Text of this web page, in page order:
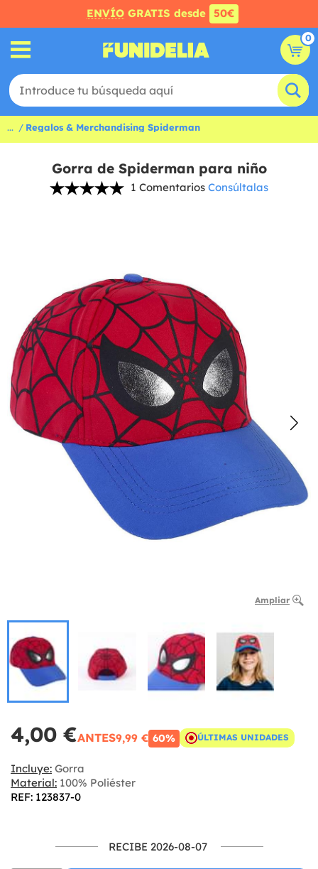
ENVÍO GRATIS desde 50€
0
... Regalos & Merchandising Spiderman
Gorra de Spiderman para niño
1 Comentarios Consúltalas
Ampliar
4,00 €ANTES9,99 € 60% ÚLTIMAS UNIDADES
Incluye: Gorra
Material: 100% Poliéster
REF: 123837-0
RECIBE 2026-08-07